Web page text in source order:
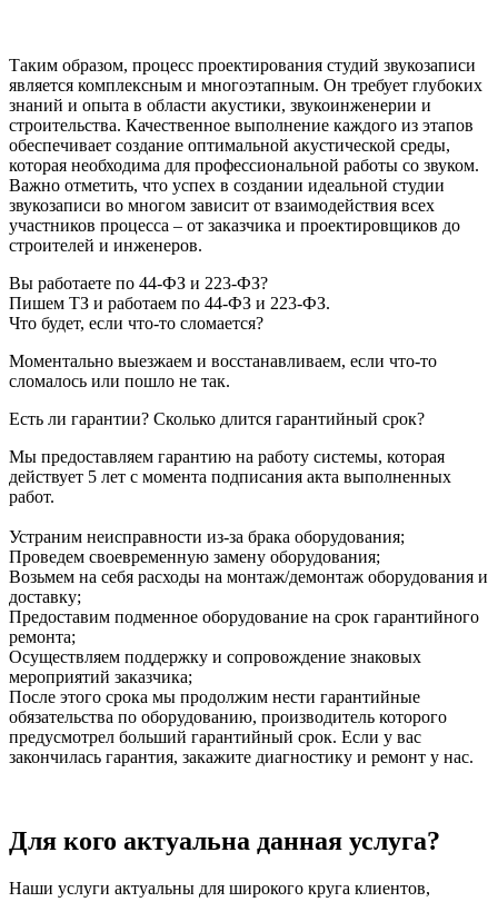
Таким образом, процесс проектирования студий звукозаписи
является комплексным и многоэтапным. Он требует глубоких
знаний и опыта в области акустики, звукоинженерии и
строительства. Качественное выполнение каждого из этапов
обеспечивает создание оптимальной акустической среды,
которая необходима для профессиональной работы со звуком.
Важно отметить, что успех в создании идеальной студии
звукозаписи во многом зависит от взаимодействия всех
участников процесса – от заказчика и проектировщиков до
строителей и инженеров.
Вы работаете по 44-ФЗ и 223-ФЗ?
Пишем ТЗ и работаем по 44-ФЗ и 223-ФЗ.
Что будет, если что-то сломается?
Моментально выезжаем и восстанавливаем, если что-то
сломалось или пошло не так.
Есть ли гарантии? Сколько длится гарантийный срок?
Мы предоставляем гарантию на работу системы, которая
действует 5 лет с момента подписания акта выполненных
работ.
Устраним неисправности из-за брака оборудования;
Проведем своевременную замену оборудования;
Возьмем на себя расходы на монтаж/демонтаж оборудования и
доставку;
Предоставим подменное оборудование на срок гарантийного
ремонта;
Осуществляем поддержку и сопровождение знаковых
мероприятий заказчика;
После этого срока мы продолжим нести гарантийные
обязательства по оборудованию, производитель которого
предусмотрел больший гарантийный срок. Если у вас
закончилась гарантия, закажите диагностику и ремонт у нас.
Для кого актуальна данная услуга?
Наши услуги актуальны для широкого круга клиентов,